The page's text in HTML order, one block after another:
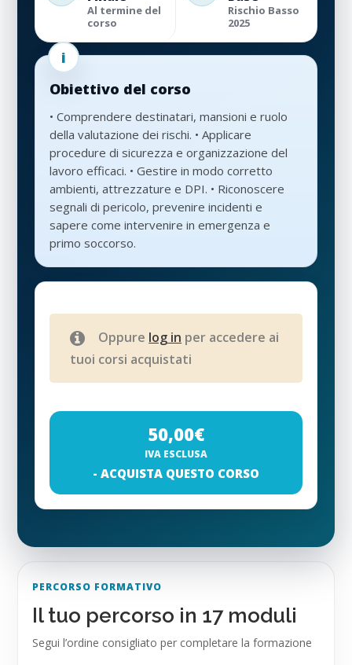
Al termine del
corso
Rischio Basso
2025
Obiettivo del corso
• Comprendere destinatari, mansioni e ruolo
della valutazione dei rischi. • Applicare
procedure di sicurezza e organizzazione del
lavoro efficaci. • Gestire in modo corretto
ambienti, attrezzature e DPI. • Riconoscere
segnali di pericolo, prevenire incidenti e
sapere come intervenire in emergenza e
primo soccorso.
Oppure log in per accedere ai
tuoi corsi acquistati
50,00€
IVA ESCLUSA
- ACQUISTA QUESTO CORSO
PERCORSO FORMATIVO
Il tuo percorso in 17 moduli
Segui l’ordine consigliato per completare la formazione